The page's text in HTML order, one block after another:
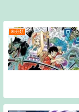
未分類